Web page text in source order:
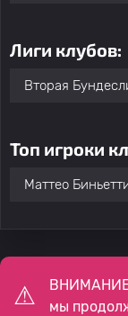
Лиги клубов:
Вторая
Топ игроки
Маттео
ВНИМАНИЕ:
мы